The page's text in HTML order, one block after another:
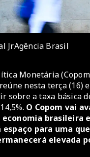
JrAgência Brasil
Monetária
nesta terça (16)
sobre a taxa básica
O Copom vai
brasileira
para uma
elevada